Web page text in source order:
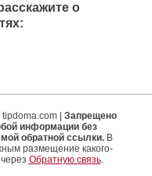
о
| Запрещено
информации без
обратной ссылки.В
размещение какого-
Обратную связь.